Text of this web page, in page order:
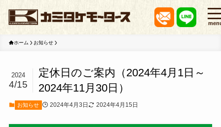
ホーム お知らせ
定休日のご案内（2024年4月1日～
2024年11月30日）
2024
4/15
お知らせ 2024年4月3日 2024年4月15日